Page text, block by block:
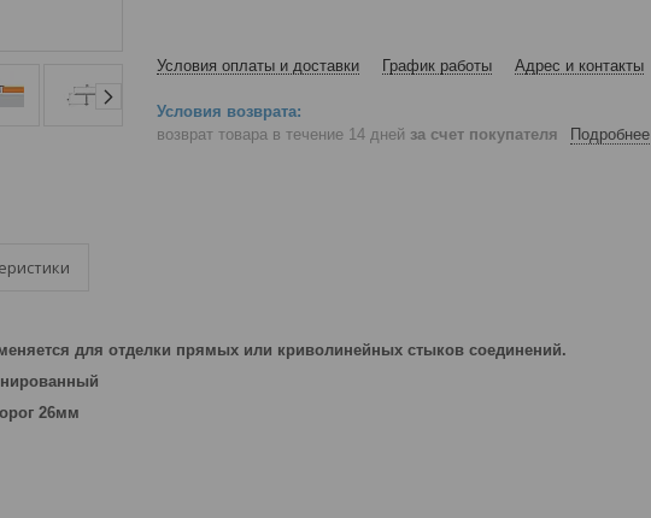
Условия оплаты и доставки График работы Адрес и контакты
возврат товара в течение 14 дней за счет покупателя Подробнее
для отделки прямых или криволинейных стыков соединений.
26мм